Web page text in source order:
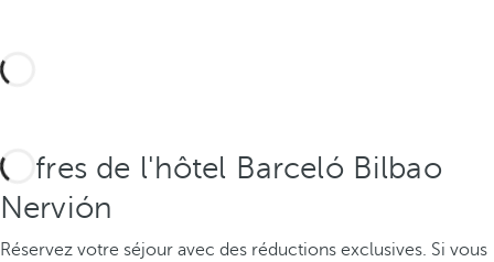
Offres de l'hôtel Barceló Bilbao
Nervión
Réservez votre séjour avec des réductions exclusives. Si vous